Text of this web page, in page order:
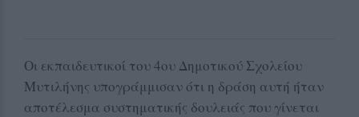
Οι εκπαιδευτικοί του 4ου Δημοτικού Σχολείου
Μυτιλήνης υπογράμμισαν ότι η δράση αυτή ήταν
αποτέλεσμα συστηματικής δουλειάς που γίνεται